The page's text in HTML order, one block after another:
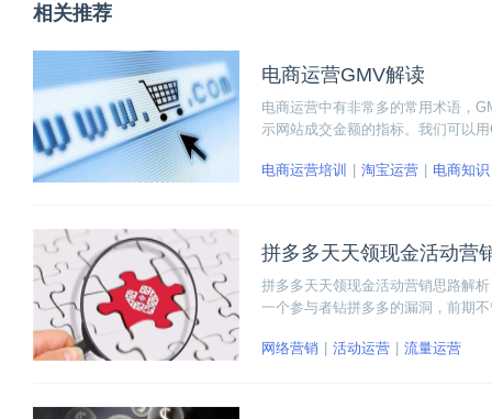
相关推荐
电商运营GMV解读
电商运营中有非常多的常用术语，
示网站成交金额的指标。我们可以
电商运营培训
淘宝运营 电商知识
拼多多天天领现金活动营
拼多多天天领现金活动营销思路解
一个参与者钻拼多多的漏洞，前期
网络营销
活动运营 流量运营